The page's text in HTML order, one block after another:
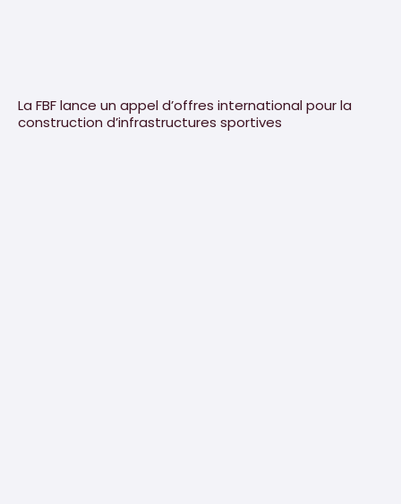
La FBF lance un appel d’offres international pour la
construction d’infrastructures sportives